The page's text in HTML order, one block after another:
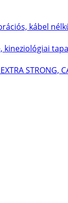
kábel
STRONG,